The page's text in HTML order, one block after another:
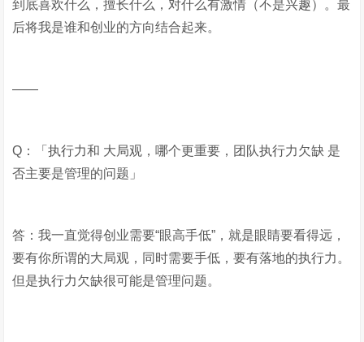
到底喜欢什么，擅长什么，对什么有激情（不是兴趣）。最
后将我是谁和创业的方向结合起来。
——
Q：「执行力和 大局观，哪个更重要，团队执行力欠缺 是
否主要是管理的问题」
答：我一直觉得创业需要“眼高手低”，就是眼睛要看得远，
要有你所谓的大局观，同时需要手低，要有落地的执行力。
但是执行力欠缺很可能是管理问题。